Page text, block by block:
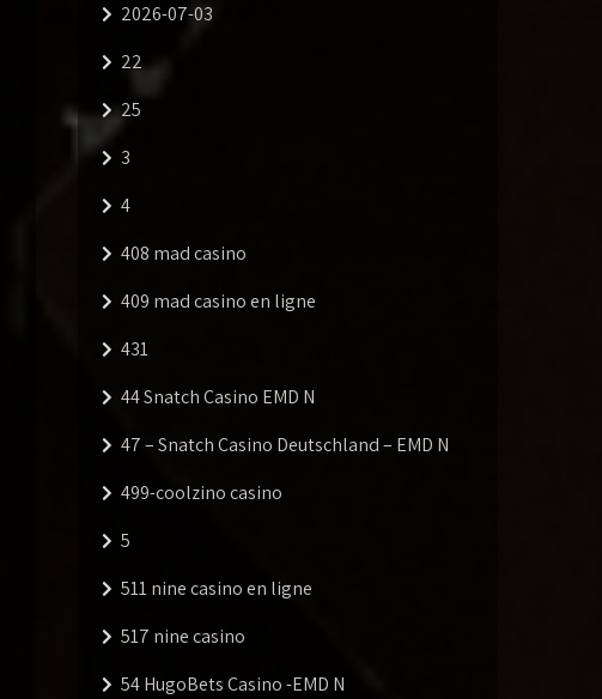
2026-07-03
22
25
3
4
408 mad casino
409 mad casino en ligne
431
44 Snatch Casino EMD N
47 – Snatch Casino Deutschland – EMD N
499-coolzino casino
5
511 nine casino en ligne
517 nine casino
54 HugoBets Casino -EMD N